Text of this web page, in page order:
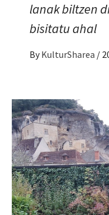
lanak biltzen
bisitatu ahal
By KulturSharea /